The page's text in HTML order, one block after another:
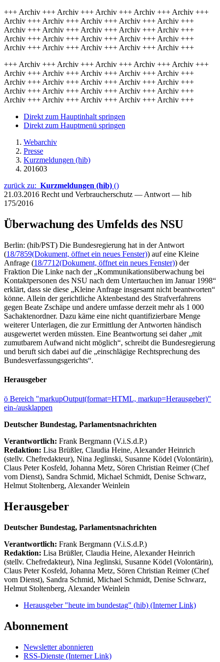
+++ Archiv +++ Archiv +++ Archiv +++ Archiv +++ Archiv +++
Archiv +++ Archiv +++ Archiv +++ Archiv +++ Archiv +++
Archiv +++ Archiv +++ Archiv +++ Archiv +++ Archiv +++
Archiv +++ Archiv +++ Archiv +++ Archiv +++ Archiv +++
Archiv +++ Archiv +++ Archiv +++ Archiv +++ Archiv +++
+++ Archiv +++ Archiv +++ Archiv +++ Archiv +++ Archiv +++
Archiv +++ Archiv +++ Archiv +++ Archiv +++ Archiv +++
Archiv +++ Archiv +++ Archiv +++ Archiv +++ Archiv +++
Archiv +++ Archiv +++ Archiv +++ Archiv +++ Archiv +++
Archiv +++ Archiv +++ Archiv +++ Archiv +++ Archiv +++
Direkt zum Hauptinhalt springen
Direkt zum Hauptmenü springen
Webarchiv
Presse
Kurzmeldungen (hib)
201603
zurück zu: Kurzmeldungen (hib) ()
21.03.2016 Recht und Verbraucherschutz — Antwort — hib
175/2016
Überwachung des Umfelds des NSU
Berlin: (hib/PST) Die Bundesregierung hat in der Antwort
(18/7859(Dokument, öffnet ein neues Fenster)) auf eine Kleine
Anfrage (18/7712(Dokument, öffnet ein neues Fenster)) der
Fraktion Die Linke nach der „Kommunikationsüberwachung bei
Kontaktpersonen des NSU nach dem Untertauchen im Januar 1998“
erklärt, dass sie diese „Kleine Anfrage insgesamt nicht beantworten“
könne. Allein der gerichtliche Aktenbestand des Strafverfahrens
gegen Beate Zschäpe und andere umfasse derzeit mehr als 1 000
Sachaktenordner. Dazu käme eine nicht quantifizierbare Menge
weiterer Unterlagen, die zur Ermittlung der Antworten händisch
ausgewertet werden müssten. Eine Beantwortung sei daher „mit
zumutbarem Aufwand nicht möglich“, schreibt die Bundesregierung
und beruft sich dabei auf die „einschlägige Rechtsprechung des
Bundesverfassungsgerichts“.
Herausgeber
ö Bereich "markupOutput(format=HTML, markup=Herausgeber)"
ein-/ausklappen
Deutscher Bundestag, Parlamentsnachrichten
Verantwortlich: Frank Bergmann (V.i.S.d.P.)
Redaktion: Lisa Brüßler, Claudia Heine, Alexander Heinrich
(stellv. Chefredakteur), Nina Jeglinski, Susanne Ködel (Volontärin),
Claus Peter Kosfeld, Johanna Metz, Sören Christian Reimer (Chef
vom Dienst), Sandra Schmid, Michael Schmidt, Denise Schwarz,
Helmut Stoltenberg, Alexander Weinlein
Herausgeber
Deutscher Bundestag, Parlamentsnachrichten
Verantwortlich: Frank Bergmann (V.i.S.d.P.)
Redaktion: Lisa Brüßler, Claudia Heine, Alexander Heinrich
(stellv. Chefredakteur), Nina Jeglinski, Susanne Ködel (Volontärin),
Claus Peter Kosfeld, Johanna Metz, Sören Christian Reimer (Chef
vom Dienst), Sandra Schmid, Michael Schmidt, Denise Schwarz,
Helmut Stoltenberg, Alexander Weinlein
Herausgeber "heute im bundestag" (hib) (Interner Link)
Abonnement
Newsletter abonnieren
RSS-Dienste (Interner Link)